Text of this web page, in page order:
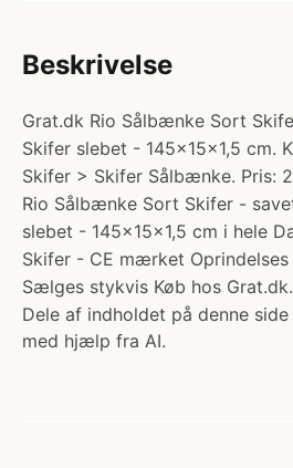
Beskrivelse
Grat.dk Rio Sålbænke Sort
Skifer slebet - 145x15x1,5 cm.
Skifer > Skifer Sålbænke. Pris:
Rio Sålbænke Sort Skifer -
slebet - 145x15x1,5 cm i hele
Skifer - CE mærket Oprindelses
Sælges stykvis Køb hos Grat.dk.
Dele af indholdet på denne
med hjælp fra AI.